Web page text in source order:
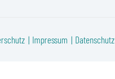
Impressum Datenschutz